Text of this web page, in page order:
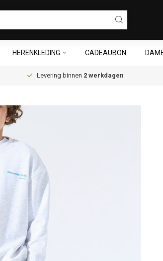
HERENKLEDING CADEAUBON
Levering binnen 2 werkdagen